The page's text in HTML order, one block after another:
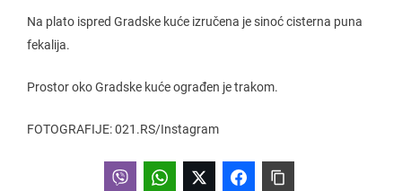
Na plato ispred Gradske kuće izručena je sinoć cisterna puna
fekalija.
Prostor oko Gradske kuće ograđen je trakom.
FOTOGRAFIJE: 021.RS/Instagram